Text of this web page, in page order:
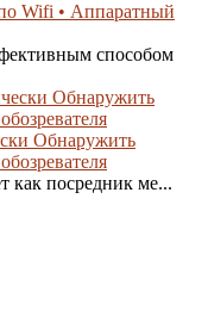
Wifi • Аппаратный
способом
Обнаружить
как посредник ме...